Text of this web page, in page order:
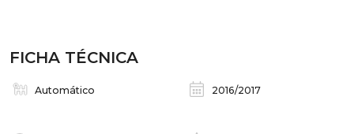
FICHA TÉCNICA
Automático 2016/2017